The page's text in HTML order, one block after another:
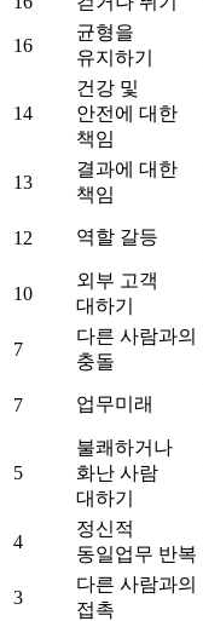
16
균형을
유지하기
14
건강 및
안전에 대한
책임
13
결과에 대한
책임
12 역할 갈등
10
외부 고객
대하기
7
다른 사람과의
충돌
7 업무미래
5
불쾌하거나
화난 사람
대하기
4
정신적
동일업무 반복
3
다른 사람과의
접촉